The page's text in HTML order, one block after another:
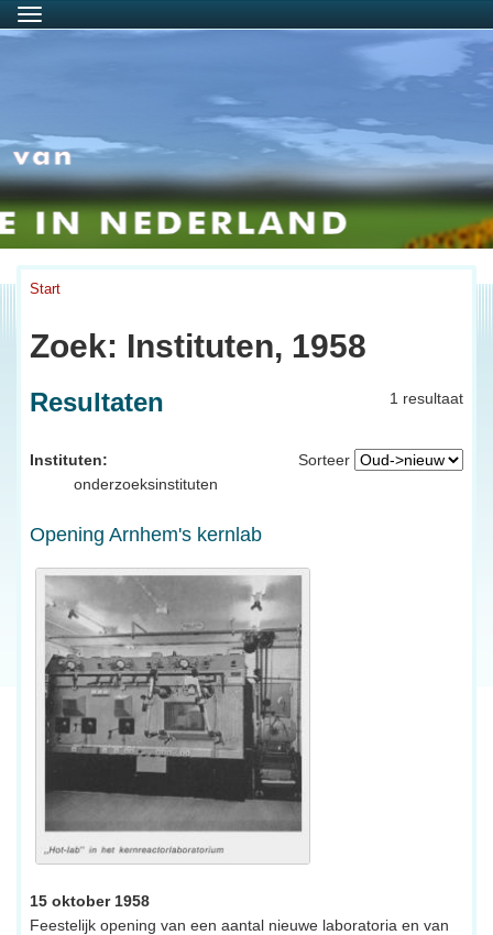
Menu
Start
Zoek: Instituten, 1958
1 resultaat
Resultaten
Sorteer
Instituten:
onderzoeksinstituten
Opening Arnhem's kernlab
15 oktober 1958
Feestelijk opening van een aantal nieuwe laboratoria en van